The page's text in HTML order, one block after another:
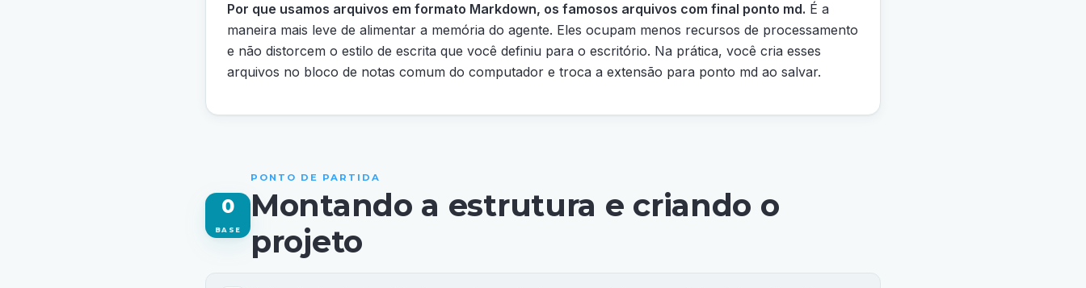
Por que usamos arquivos em formato Markdown, os famosos arquivos com final ponto md. É a
maneira mais leve de alimentar a memória do agente. Eles ocupam menos recursos de processamento
e não distorcem o estilo de escrita que você definiu para o escritório. Na prática, você cria esses
arquivos no bloco de notas comum do computador e troca a extensão para ponto md ao salvar.
0
BASE
PONTO DE PARTIDA
Montando a estrutura e criando o
projeto